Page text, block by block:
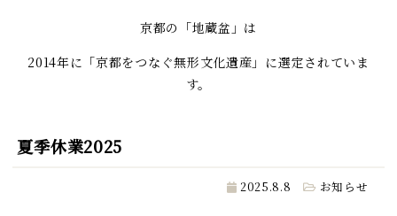
京都の「地蔵盆」は
2014年に「京都をつなぐ無形文化遺産」に選定されていま
す。
夏季休業2025
2025.8.8 お知らせ